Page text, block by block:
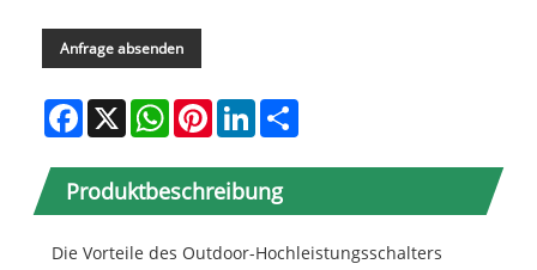
Anfrage absenden
Facebook
X WhatsAppPinterestLinkedIn
Produktbeschreibung
Die Vorteile des Outdoor-Hochleistungsschalters